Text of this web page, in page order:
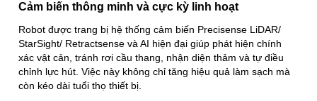
Cảm biến thông minh và cực kỳ linh hoạt
Robot được trang bị hệ thống cảm biến Precisense LiDAR/
StarSight/ Retractsense và AI hiện đại giúp phát hiện chính
xác vật cản, tránh rơi cầu thang, nhận diện thảm và tự điều
chỉnh lực hút. Việc này không chỉ tăng hiệu quả làm sạch mà
còn kéo dài tuổi thọ thiết bị.